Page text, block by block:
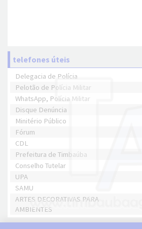
telefones úteis
Delegacia de Polícia
Pelotão de Polícia Militar
WhatsApp, Polícia Militar
Disque Denúncia
Minitério Público
Fórum
CDL
Prefeitura de Timbaúba
Conselho Tutelar
UPA
SAMU
ARTES DECORATIVAS PARA
AMBIENTES